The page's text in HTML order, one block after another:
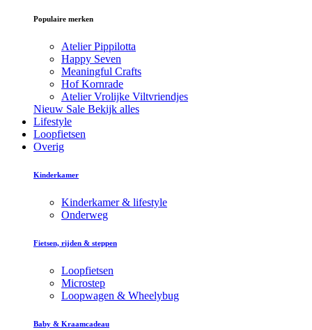
Populaire merken
Atelier Pippilotta
Happy Seven
Meaningful Crafts
Hof Kornrade
Atelier Vrolijke Viltvriendjes
Nieuw Sale Bekijk alles
Lifestyle
Loopfietsen
Overig
Kinderkamer
Kinderkamer & lifestyle
Onderweg
Fietsen, rijden & steppen
Loopfietsen
Microstep
Loopwagen & Wheelybug
Baby & Kraamcadeau